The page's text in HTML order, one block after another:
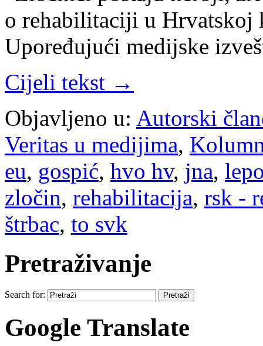
o rehabilitaciji u Hrvatskoj
Upoređujući medijske
Cijeli tekst →
Objavljeno u: Autorski
Veritas u medijima,
eu, gospić, hvo hv, jna,
zločin, rehabilitacija, rsk -
štrbac, to svk
Pretraživanje
Search for:
Google Translate